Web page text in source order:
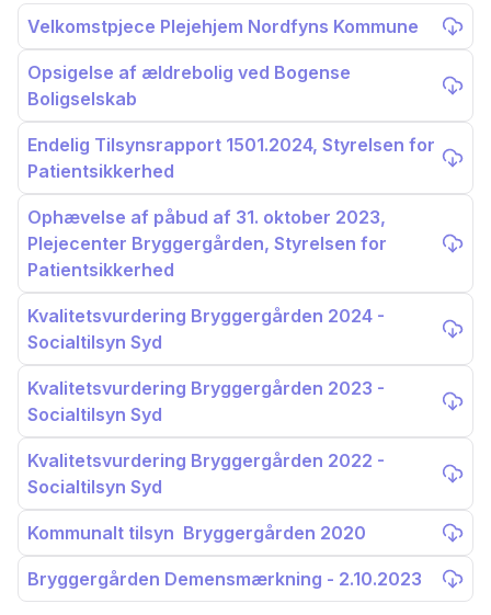
Velkomstpjece Plejehjem Nordfyns Kommune
Opsigelse af ældrebolig ved Bogense
Boligselskab
Endelig Tilsynsrapport 1501.2024, Styrelsen for
Patientsikkerhed
Ophævelse af påbud af 31. oktober 2023,
Plejecenter Bryggergården, Styrelsen for
Patientsikkerhed
Kvalitetsvurdering Bryggergården 2024 -
Socialtilsyn Syd
Kvalitetsvurdering Bryggergården 2023 -
Socialtilsyn Syd
Kvalitetsvurdering Bryggergården 2022 -
Socialtilsyn Syd
Kommunalt tilsyn Bryggergården 2020
Bryggergården Demensmærkning - 2.10.2023